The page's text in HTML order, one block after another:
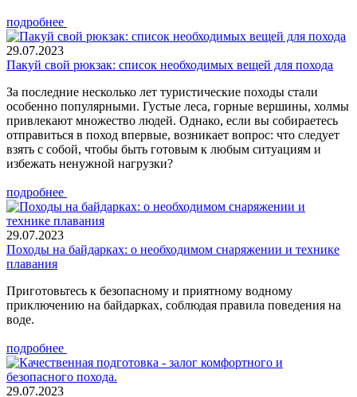
подробнее
29.07.2023
Пакуй свой рюкзак: список необходимых вещей для похода
За последние несколько лет туристические походы стали
особенно популярными. Густые леса, горные вершины, холмы
привлекают множество людей. Однако, если вы собираетесь
отправиться в поход впервые, возникает вопрос: что следует
взять с собой, чтобы быть готовым к любым ситуациям и
избежать ненужной нагрузки?
подробнее
29.07.2023
Походы на байдарках: о необходимом снаряжении и технике
плавания
Приготовьтесь к безопасному и приятному водному
приключению на байдарках, соблюдая правила поведения на
воде.
подробнее
29.07.2023